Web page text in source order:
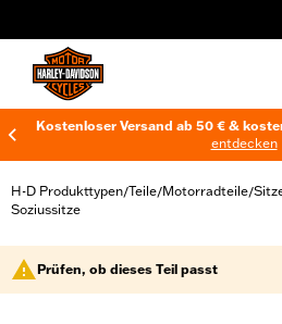
Kostenloser Versand ab 50 € &
entdecken
H-D Produkttypen/Teile/Motorradteile/
Soziussitze
Prüfen, ob dieses Teil passt